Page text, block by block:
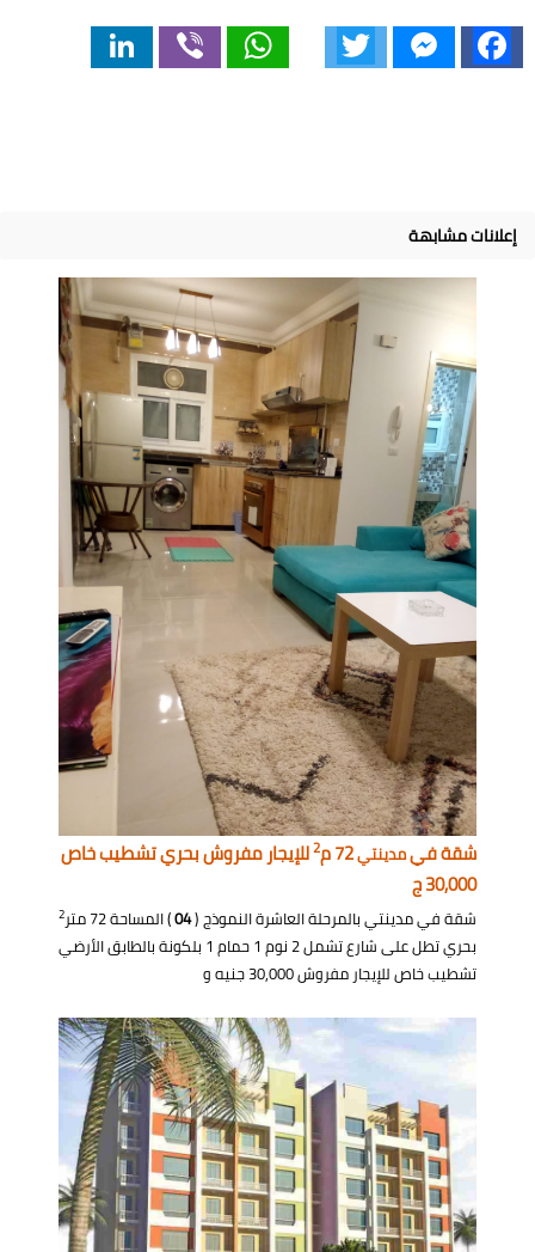
Facebook
Messenger
WhatsApp
إعلانات مشابهة
شقة فيمدينتي 2للإيجار مفروش بحري تشطيب خاص
30,000 ج
شقة في مدينتي بالمرحلة العاشرة النموذج (04) المساحة 72 متر 2
بحري تطل على شارع تشمل 2 نوم 1 حمام 1 بلكونة بالطابق الأرضي
تشطيب خاص للإيجار مفروش 30,000 جنيه و